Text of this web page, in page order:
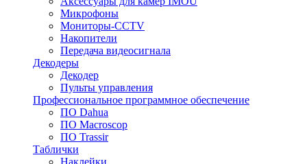
Микрофоны
Мониторы-CCTV
Накопители
Передача видеосигнала
Декодеры
Декодер
Пульты управления
Профессиональное программное обеспечение
ПО Dahua
ПО Macroscop
ПО Trassir
Таблички
Наклейки